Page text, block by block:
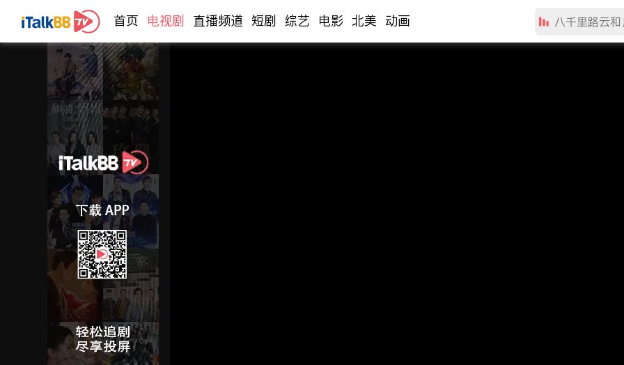
首页 电视剧 直播频道 短剧 综艺 电影 北美 动画